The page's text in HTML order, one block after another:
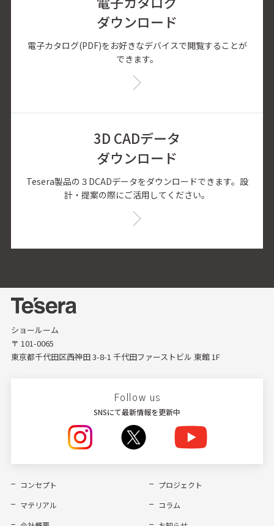
ダウンロード
電子カタログ(PDF)をお好きなデバイスで閲覧することが
できます。
3D CADデータ
ダウンロード
Tesera製品の３DCADデータをダウンロードできます。設
計・提案の際にご活用してください。
ショールーム
〒 101-0065
東京都千代田区西神田 3-8-1 千代田ファーストビル 東館 1F
Follow us
SNSにて最新情報を更新中
コンセプト
マテリアル
プロジェクト
コラム